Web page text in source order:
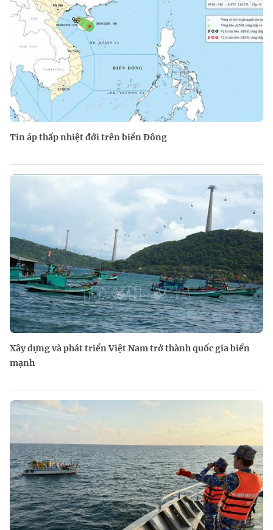
Tin áp thấp nhiệt đới trên biển Đông
Xây dựng và phát triển Việt Nam trở thành quốc gia biển
mạnh